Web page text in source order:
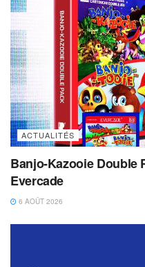
ACTUALITÉS
Banjo-Kazooie Double
Evercade
6 AOÛT 2026